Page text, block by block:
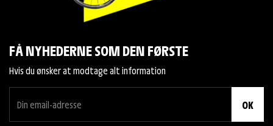
FÅ NYHEDERNE SOM DEN FØRSTE
Hvis du ønsker at modtage alt information
OK